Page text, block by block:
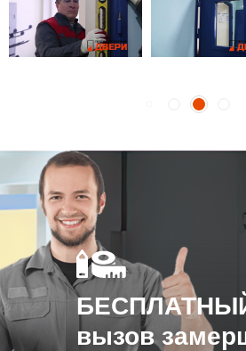
вызов